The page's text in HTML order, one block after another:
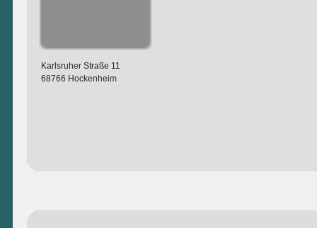
Karlsruher Straße 11
68766 Hockenheim